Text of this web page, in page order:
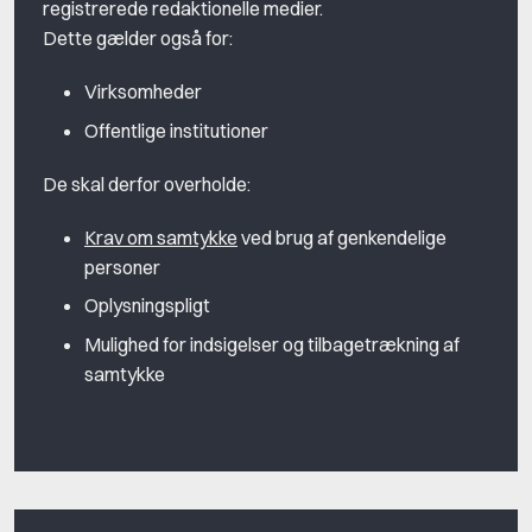
registrerede redaktionelle medier.
Dette gælder også for:
Virksomheder
Offentlige institutioner
De skal derfor overholde:
Krav om samtykke ved brug af genkendelige
personer
Oplysningspligt
Mulighed for indsigelser og tilbagetrækning af
samtykke